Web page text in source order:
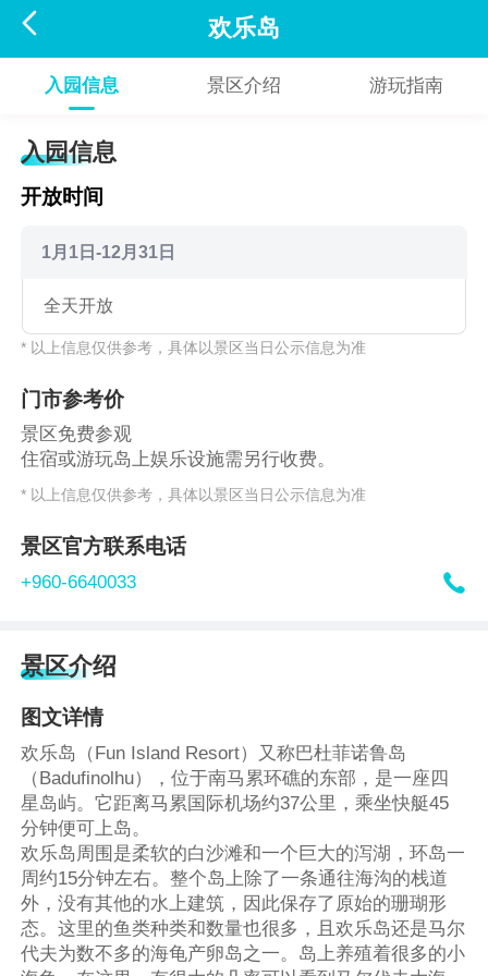
 欢乐岛
入园信息 景区介绍 游玩指南
入园信息
开放时间
1月1日-12月31日
全天开放
* 以上信息仅供参考，具体以景区当日公示信息为准
门市参考价
景区免费参观
住宿或游玩岛上娱乐设施需另行收费。
* 以上信息仅供参考，具体以景区当日公示信息为准
景区官方联系电话
+960-6640033 
景区介绍
图文详情
欢乐岛（Fun Island Resort）又称巴杜菲诺鲁岛
（Badufinolhu），位于南马累环礁的东部，是一座四
星岛屿。它距离马累国际机场约37公里，乘坐快艇45
分钟便可上岛。
欢乐岛周围是柔软的白沙滩和一个巨大的泻湖，环岛一
周约15分钟左右。整个岛上除了一条通往海沟的栈道
外，没有其他的水上建筑，因此保存了原始的珊瑚形
态。这里的鱼类种类和数量也很多，且欢乐岛还是马尔
代夫为数不多的海龟产卵岛之一。岛上养殖着很多的小